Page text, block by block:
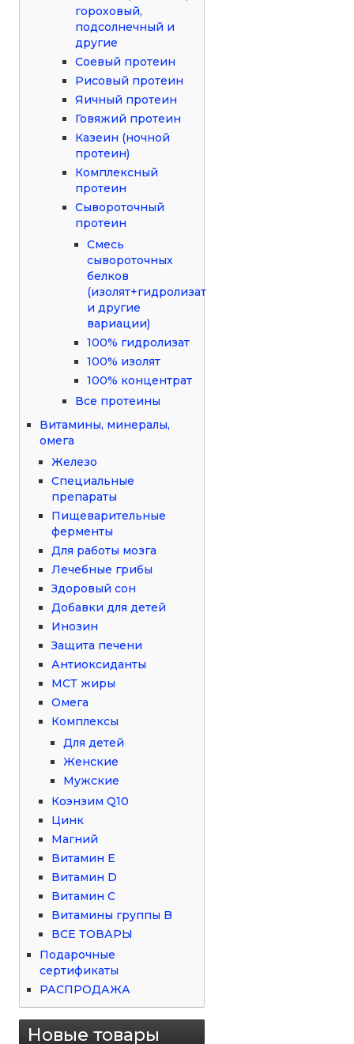
гороховый,
подсолнечный и
другие
Соевый протеин
Рисовый протеин
Яичный протеин
Говяжий протеин
Казеин (ночной
протеин)
Комплексный
протеин
Сывороточный
протеин
Смесь
сывороточных
белков
(изолят+гидролизат
и другие
вариации)
100% гидролизат
100% изолят
100% концентрат
Все протеины
Витамины, минералы,
омега
Железо
Специальные
препараты
Пищеварительные
ферменты
Для работы мозга
Лечебные грибы
Здоровый сон
Добавки для детей
Инозин
Защита печени
Антиоксиданты
МСТ жиры
Омега
Комплексы
Для детей
Женские
Мужские
Коэнзим Q10
Цинк
Магний
Витамин Е
Витамин D
Витамин С
Витамины группы B
ВСЕ ТОВАРЫ
Подарочные
сертификаты
РАСПРОДАЖА
Новые товары